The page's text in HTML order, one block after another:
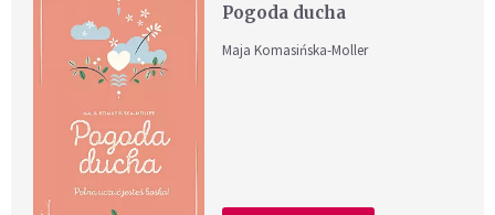
Pogoda ducha
Maja Komasińska-Moller